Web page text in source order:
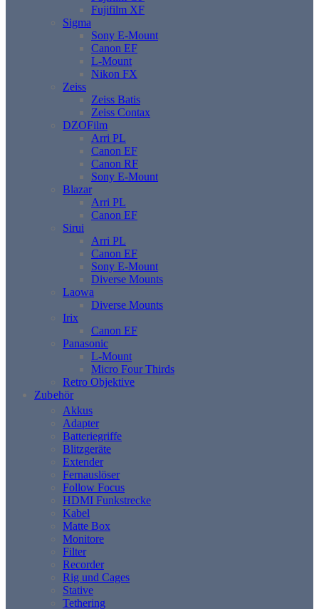
Fujifilm XF
Sigma
Sony E-Mount
Canon EF
L-Mount
Nikon FX
Zeiss
Zeiss Batis
Zeiss Contax
DZOFilm
Arri PL
Canon EF
Canon RF
Sony E-Mount
Blazar
Arri PL
Canon EF
Sirui
Arri PL
Canon EF
Sony E-Mount
Diverse Mounts
Laowa
Diverse Mounts
Irix
Canon EF
Panasonic
L-Mount
Micro Four Thirds
Retro Objektive
Zubehör
Akkus
Adapter
Batteriegriffe
Blitzgeräte
Extender
Fernauslöser
Follow Focus
HDMI Funkstrecke
Kabel
Matte Box
Monitore
Filter
Recorder
Rig und Cages
Stative
Tethering